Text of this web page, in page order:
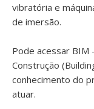
vibratória e
de imersão.
Pode acessar BIM
Construção
conhecimento do
atuar.